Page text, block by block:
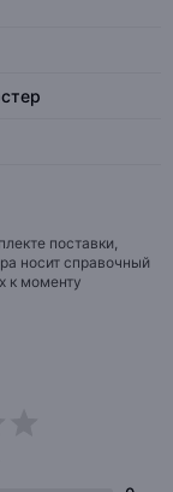
поставки,
носит справочный
к моменту